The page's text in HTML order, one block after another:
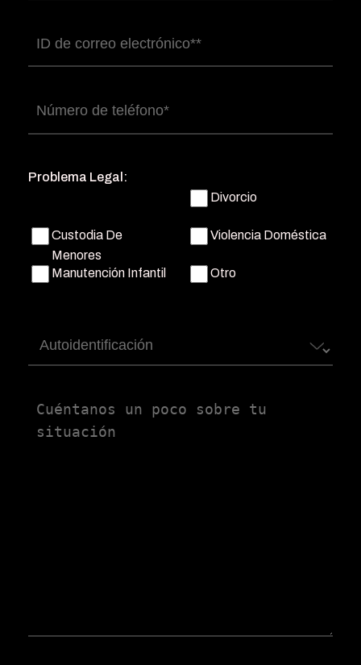
Correo
electrónico(Obligatorio)
Número
de
Problema Legal:
Divorcio
Custodia De
Menores
Violencia Doméstica
Manutención Infantil Otro
Autoidentificación
Untitled